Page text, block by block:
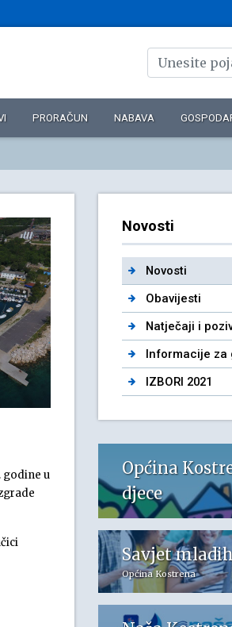
PRORAČUN NABAVA
. godine u
Novosti
Novosti
Obavijesti
Natječaji i
Informacije za
IZBORI 2021
Općina
djece
Savjet
Općina Kostrena